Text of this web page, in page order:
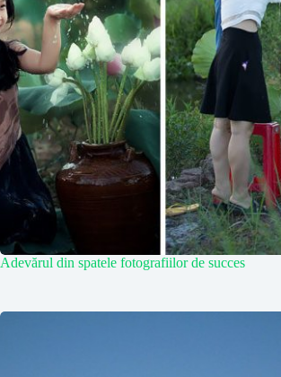
Adevărul din spatele fotografiilor de succes